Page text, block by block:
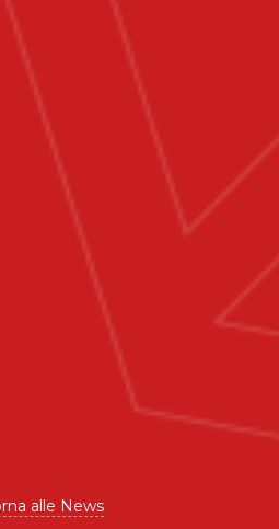
alle News